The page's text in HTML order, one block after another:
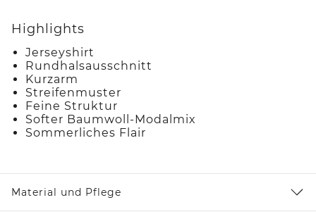
Highlights
Jerseyshirt
Rundhalsausschnitt
Kurzarm
Streifenmuster
Feine Struktur
Softer Baumwoll-Modalmix
Sommerliches Flair
Material und Pflege